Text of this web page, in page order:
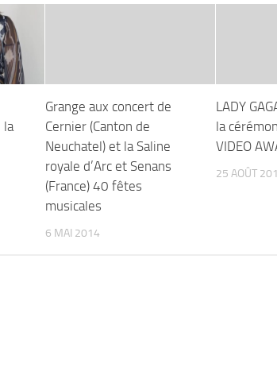
la
Grange aux concert de
Cernier (Canton de
Neuchatel) et la Saline
royale d’Arc et Senans
(France) 40 fêtes
musicales
6 MAI 2014
LADY
la
VIDEO
25 AOÛT